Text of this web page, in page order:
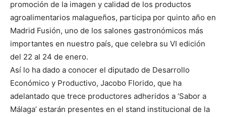
promoción de la imagen y calidad de los productos
agroalimentarios malagueños, participa por quinto año en
Madrid Fusión, uno de los salones gastronómicos más
importantes en nuestro país, que celebra su VI edición
del 22 al 24 de enero.
Así lo ha dado a conocer el diputado de Desarrollo
Económico y Productivo, Jacobo Florido, que ha
adelantado que trece productores adheridos a ‘Sabor a
Málaga’ estarán presentes en el stand institucional de la